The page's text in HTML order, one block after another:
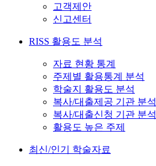
고객제안
신고센터
RISS 활용도 분석
자료 현황 통계
주제별 활용통계 분석
학술지 활용도 분석
복사/대출제공 기관 분석
복사/대출신청 기관 분석
활용도 높은 주제
최신/인기 학술자료